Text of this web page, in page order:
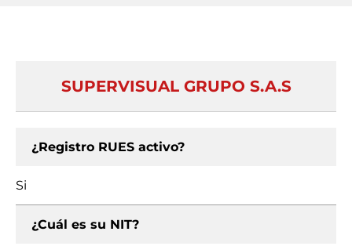
SUPERVISUAL GRUPO S.A.S
¿Registro RUES activo?
Si
¿Cuál es su NIT?